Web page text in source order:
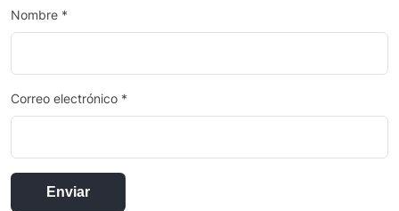
Nombre *
Correo electrónico *